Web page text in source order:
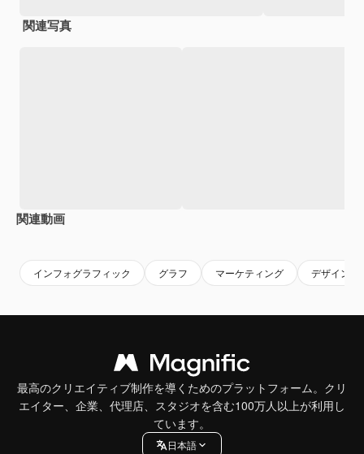
関連写真
関連動画
インフォグラフィック グラフ マーケティング デザイン
最高のクリエイティブ制作を導くためのプラットフォーム。クリ
エイター、企業、代理店、スタジオを含む100万人以上が利用し
ています。
日本語